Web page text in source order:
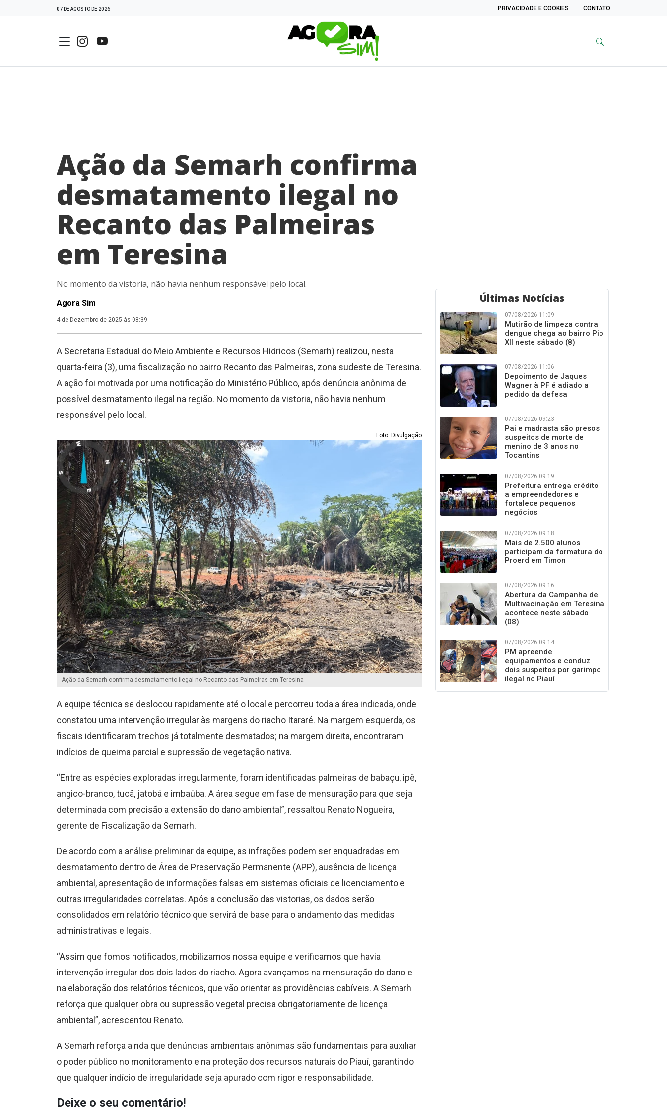
07 DE AGOSTO DE 2026 PRIVACIDADE E COOKIES CONTATO
Ação da Semarh confirma
desmatamento ilegal no
Recanto das Palmeiras
em Teresina
No momento da vistoria, não havia nenhum responsável pelo local.
Agora Sim
4 de Dezembro de 2025 às 08:39
A Secretaria Estadual do Meio Ambiente e Recursos Hídricos (Semarh) realizou, nesta
quarta-feira (3), uma fiscalização no bairro Recanto das Palmeiras, zona sudeste de Teresina.
A ação foi motivada por uma notificação do Ministério Público, após denúncia anônima de
possível desmatamento ilegal na região. No momento da vistoria, não havia nenhum
responsável pelo local.
Foto: Divulgação
Ação da Semarh confirma desmatamento ilegal no Recanto das Palmeiras em Teresina
A equipe técnica se deslocou rapidamente até o local e percorreu toda a área indicada, onde
constatou uma intervenção irregular às margens do riacho Itararé. Na margem esquerda, os
fiscais identificaram trechos já totalmente desmatados; na margem direita, encontraram
indícios de queima parcial e supressão de vegetação nativa.
“Entre as espécies exploradas irregularmente, foram identificadas palmeiras de babaçu, ipê,
angico-branco, tucã, jatobá e imbaúba. A área segue em fase de mensuração para que seja
determinada com precisão a extensão do dano ambiental”, ressaltou Renato Nogueira,
gerente de Fiscalização da Semarh.
De acordo com a análise preliminar da equipe, as infrações podem ser enquadradas em
desmatamento dentro de Área de Preservação Permanente (APP), ausência de licença
ambiental, apresentação de informações falsas em sistemas oficiais de licenciamento e
outras irregularidades correlatas. Após a conclusão das vistorias, os dados serão
consolidados em relatório técnico que servirá de base para o andamento das medidas
administrativas e legais.
“Assim que fomos notificados, mobilizamos nossa equipe e verificamos que havia
intervenção irregular dos dois lados do riacho. Agora avançamos na mensuração do dano e
na elaboração dos relatórios técnicos, que vão orientar as providências cabíveis. A Semarh
reforça que qualquer obra ou supressão vegetal precisa obrigatoriamente de licença
ambiental”, acrescentou Renato.
A Semarh reforça ainda que denúncias ambientais anônimas são fundamentais para auxiliar
o poder público no monitoramento e na proteção dos recursos naturais do Piauí, garantindo
que qualquer indício de irregularidade seja apurado com rigor e responsabilidade.
Deixe o seu comentário!
Últimas Notícias
07/08/2026 11:09
Mutirão de limpeza contra
dengue chega ao bairro Pio
XII neste sábado (8)
07/08/2026 11:06
Depoimento de Jaques
Wagner à PF é adiado a
pedido da defesa
07/08/2026 09:23
Pai e madrasta são presos
suspeitos de morte de
menino de 3 anos no
Tocantins
07/08/2026 09:19
Prefeitura entrega crédito
a empreendedores e
fortalece pequenos
negócios
07/08/2026 09:18
Mais de 2.500 alunos
participam da formatura do
Proerd em Timon
07/08/2026 09:16
Abertura da Campanha de
Multivacinação em Teresina
acontece neste sábado
(08)
07/08/2026 09:14
PM apreende
equipamentos e conduz
dois suspeitos por garimpo
ilegal no Piauí